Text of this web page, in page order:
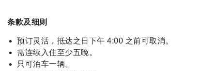
条款及细则
预订灵活，抵达之日下午 4:00 之前可取消。
需连续入住至少五晚。
只可泊车一辆。